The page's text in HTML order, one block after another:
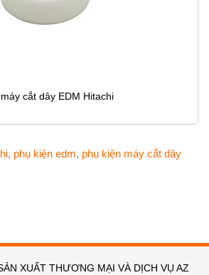
cắt dây EDM Hitachi
, phụ kiện edm, phụ kiện máy cắt dây
XUẤT THƯƠNG MẠI VÀ DỊCH VỤ AZ